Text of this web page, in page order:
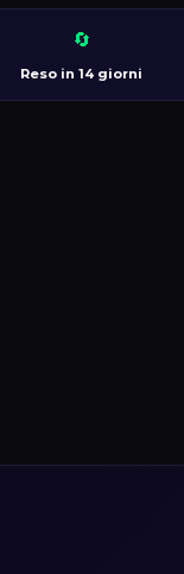
🔄
Reso in 14 giorni